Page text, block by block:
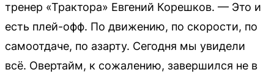
тренер «Трактора» Евгений Корешков. — Это и
есть плей-офф. По движению, по скорости, по
самоотдаче, по азарту. Сегодня мы увидели
всё. Овертайм, к сожалению, завершился не в